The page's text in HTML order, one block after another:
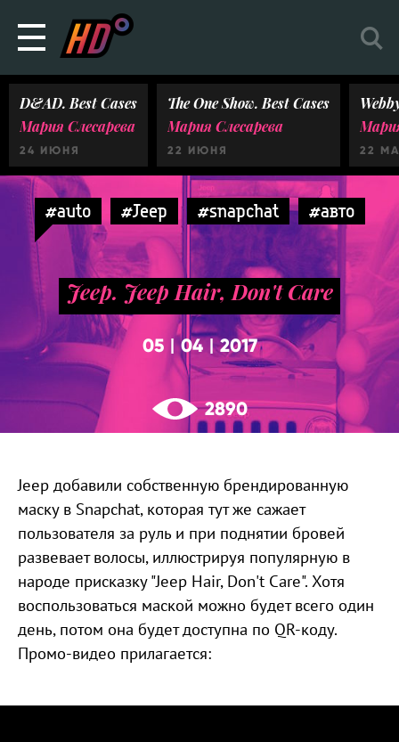
D&AD. Best Cases
Мария Слесарева
24 ИЮНЯ
The One Show. Best Cases
Мария Слесарева
22 ИЮНЯ 22
#auto #Jeep #snapchat #авто
Jeep. Jeep Hair, Don't Care
05 04 |2017
2890
Jeep добавили собственную брендированную
маску в Snapchat, которая тут же сажает
пользователя за руль и при поднятии бровей
развевает волосы, иллюстрируя популярную в
народе присказку "Jeep Hair, Don't Care". Хотя
воспользоваться маской можно будет всего один
день, потом она будет доступна по QR-коду.
Промо-видео прилагается: